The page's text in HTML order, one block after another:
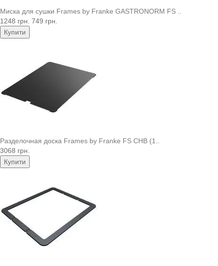
Миска для сушки Frames by Franke GASTRONORM FS ..
1248 грн. 749 грн.
Купити
Разделочная доска Frames by Franke FS CHB (1..
3068 грн.
Купити